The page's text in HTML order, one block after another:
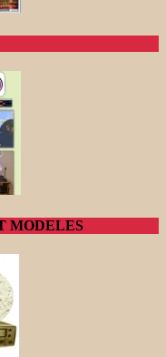
MODELES